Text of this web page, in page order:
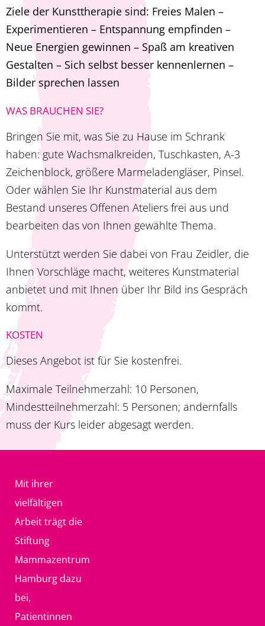
Ziele der Kunsttherapie sind: Freies Malen –
Experimentieren – Entspannung empfinden –
Neue Energien gewinnen – Spaß am kreativen
Gestalten – Sich selbst besser kennenlernen –
Bilder sprechen lassen
WAS BRAUCHEN SIE?
Bringen Sie mit, was Sie zu Hause im Schrank
haben: gute Wachsmalkreiden, Tuschkasten, A-3
Zeichenblock, größere Marmeladengläser, Pinsel.
Oder wählen Sie Ihr Kunstmaterial aus dem
Bestand unseres Offenen Ateliers frei aus und
bearbeiten das von Ihnen gewählte Thema.
Unterstützt werden Sie dabei von Frau Zeidler, die
Ihnen Vorschläge macht, weiteres Kunstmaterial
anbietet und mit Ihnen über Ihr Bild ins Gespräch
kommt.
KOSTEN
Dieses Angebot ist für Sie kostenfrei.
Maximale Teilnehmerzahl: 10 Personen,
Mindestteilnehmerzahl: 5 Personen; andernfalls
muss der Kurs leider abgesagt werden.
Mit ihrer
vielfältigen
Arbeit trägt die
Stiftung
Mammazentrum
Hamburg dazu
bei,
Patientinnen